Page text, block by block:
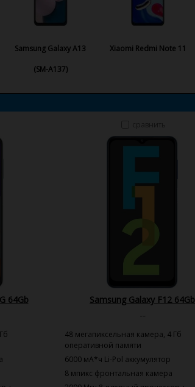
Samsung Galaxy A13
(SM-A137)
Xiaomi Redmi Note 11
64Gb
Samsung Galaxy F12 64Gb
48 мегапиксельная камера, 4 Гб
оперативной памяти
6000 мА*ч Li-Pol аккумулятор
8 мпикс фронтальная камера